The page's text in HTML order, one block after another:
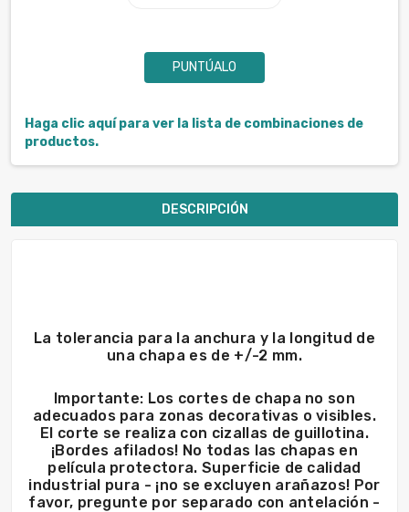
PUNTÚALO
Haga clic aquí para ver la lista de combinaciones de
productos.
DESCRIPCIÓN
La tolerancia para la anchura y la longitud de
una chapa es de +/-2 mm.
Importante: Los cortes de chapa no son
adecuados para zonas decorativas o visibles.
El corte se realiza con cizallas de guillotina.
¡Bordes afilados! No todas las chapas en
película protectora. Superficie de calidad
industrial pura - ¡no se excluyen arañazos! Por
favor, pregunte por separado con antelación -